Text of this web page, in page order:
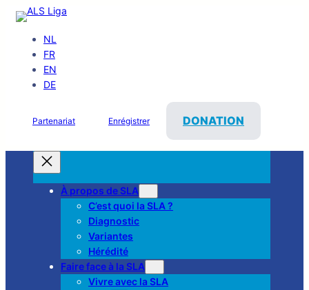
NL
FR
EN
DE
Partenariat Enrégistrer DONATION
À propos de SLA
C’est quoi la SLA ?
Diagnostic
Variantes
Hérédité
Faire face à la SLA
Vivre avec la SLA